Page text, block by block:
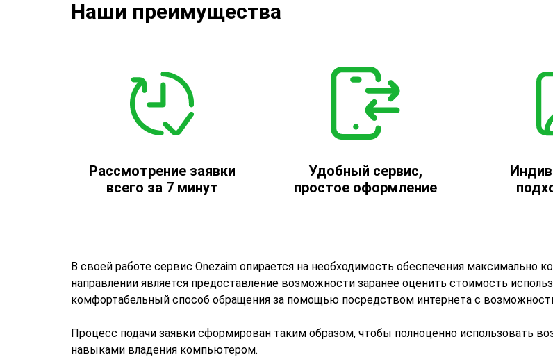
Наши преимущества
Рассмотрение заявки
всего за 7 минут
Удобный сервис,
простое оформление
В своей работе сервис Onezaim опирается на необходимость обеспечения
направлении является предоставление возможности заранее оценить стоимость
комфортабельный способ обращения за помощью посредством интернета с
Процесс подачи заявки сформирован таким образом, чтобы полноценно использовать
навыками владения компьютером.